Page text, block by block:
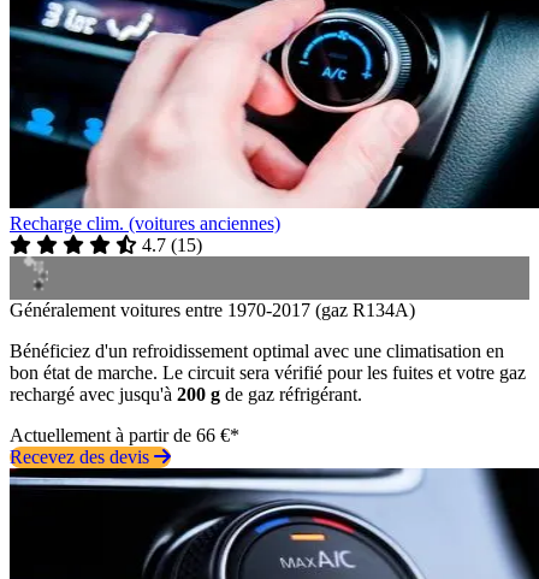
Recharge clim. (voitures anciennes)
4.7 (15)
Généralement voitures entre 1970-2017 (gaz R134A)
Bénéficiez d'un refroidissement optimal avec une climatisation en
bon état de marche. Le circuit sera vérifié pour les fuites et votre gaz
rechargé avec jusqu'à 200 g de gaz réfrigérant.
Actuellement à partir de 66 €*
Recevez des devis